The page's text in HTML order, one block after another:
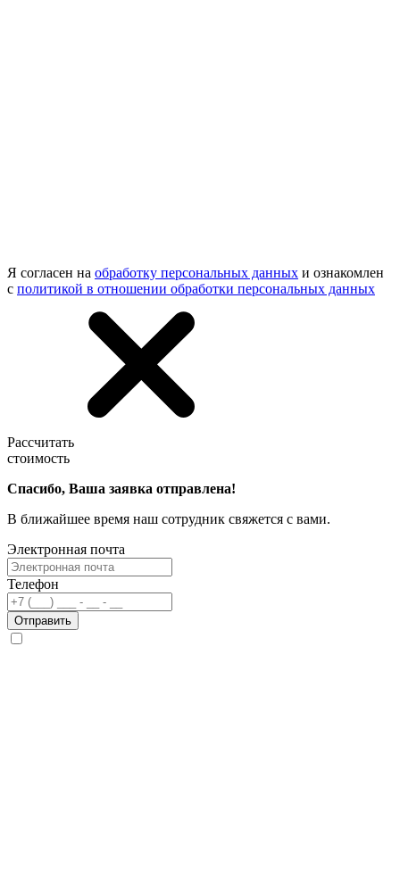
Я согласен на обработку персональных данных и ознакомлен
с политикой в отношении обработки персональных данных
Рассчитать
стоимость
Спасибо, Ваша заявка отправлена!
В ближайшее время наш сотрудник свяжется с вами.
Электронная почта
Телефон
Отправить